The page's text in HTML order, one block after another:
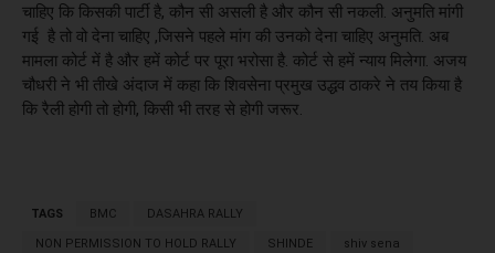
चाहिए कि किसकी पार्टी है, कौन सी असली है और कौन सी नकली. अनुमति मांगी
गई है तो वो देना चाहिए ,जिसने पहले मांग की उनको देना चाहिए अनुमति. अब
मामला कोर्ट में है और हमें कोर्ट पर पूरा भरोसा है. कोर्ट से हमें न्याय मिलेगा. अजय
चौधरी ने भी तीखे अंदाज में कहा कि शिवसेना प्रमुख उद्धव ठाकरे ने तय किया है
कि रैली होगी तो होगी, किसी भी तरह से होगी जरूर.
TAGS BMC DASAHRA RALLY
NON PERMISSION TO HOLD RALLY SHINDE shiv sena